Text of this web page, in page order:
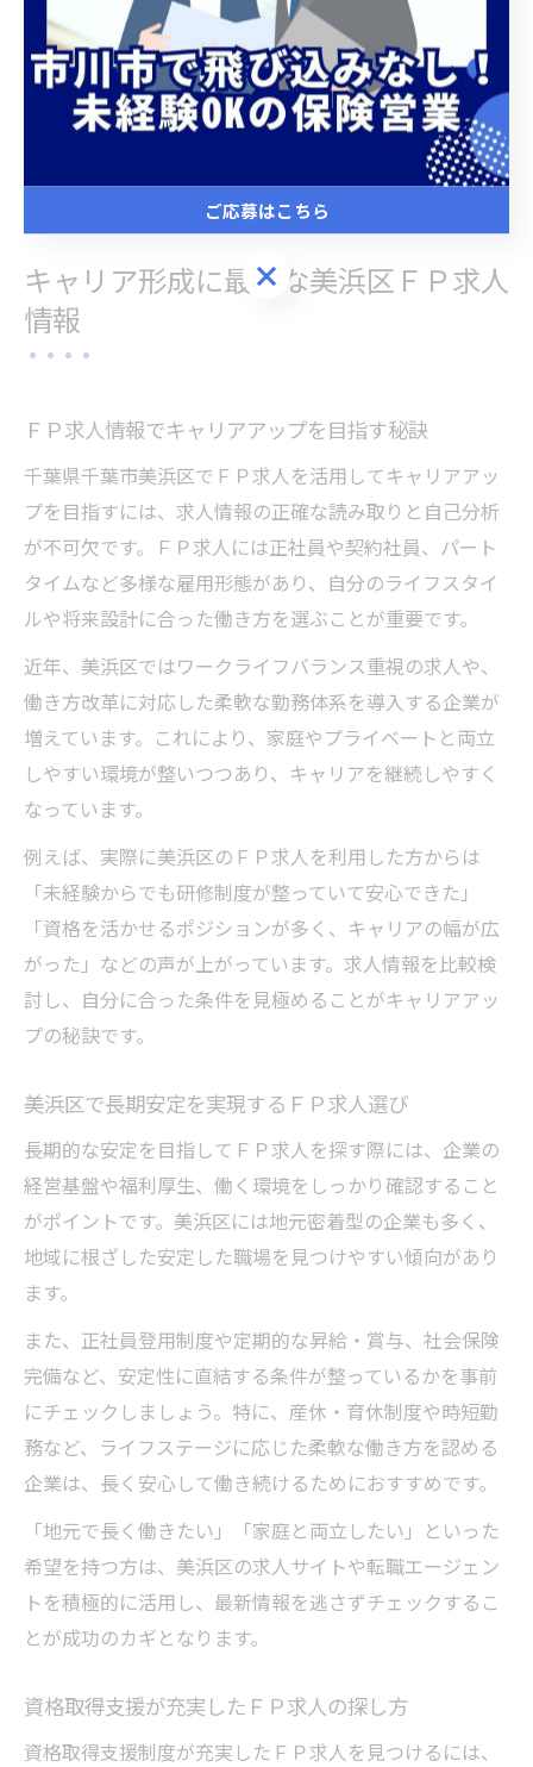
求人票や公式サイトだけでなく、実際に働く人の声や転
職エージェントを活用することで、よりリアルな情報を
得ることができます。自分の希望やライフステージに合
った働き方を選ぶために、最新の求人動向を常にチェッ
キャリア形成に最適な美浜区ＦＰ求人
情報
ＦＰ求人情報でキャリアアップを目指す秘訣
千葉県千葉市美浜区でＦＰ求人を活用してキャリアアッ
プを目指すには、求人情報の正確な読み取りと自己分析
が不可欠です。ＦＰ求人には正社員や契約社員、パート
タイムなど多様な雇用形態があり、自分のライフスタイ
ルや将来設計に合った働き方を選ぶことが重要です。
近年、美浜区ではワークライフバランス重視の求人や、
働き方改革に対応した柔軟な勤務体系を導入する企業が
増えています。これにより、家庭やプライベートと両立
しやすい環境が整いつつあり、キャリアを継続しやすく
なっています。
例えば、実際に美浜区のＦＰ求人を利用した方からは
「未経験からでも研修制度が整っていて安心できた」
「資格を活かせるポジションが多く、キャリアの幅が広
がった」などの声が上がっています。求人情報を比較検
討し、自分に合った条件を見極めることがキャリアアッ
プの秘訣です。
美浜区で長期安定を実現するＦＰ求人選び
長期的な安定を目指してＦＰ求人を探す際には、企業の
経営基盤や福利厚生、働く環境をしっかり確認すること
がポイントです。美浜区には地元密着型の企業も多く、
地域に根ざした安定した職場を見つけやすい傾向があり
ます。
また、正社員登用制度や定期的な昇給・賞与、社会保険
完備など、安定性に直結する条件が整っているかを事前
にチェックしましょう。特に、産休・育休制度や時短勤
務など、ライフステージに応じた柔軟な働き方を認める
企業は、長く安心して働き続けるためにおすすめです。
「地元で長く働きたい」「家庭と両立したい」といった
希望を持つ方は、美浜区の求人サイトや転職エージェン
トを積極的に活用し、最新情報を逃さずチェックするこ
とが成功のカギとなります。
資格取得支援が充実したＦＰ求人の探し方
資格取得支援制度が充実したＦＰ求人を見つけるには、
ご応募はこちら
ご応募はこちら